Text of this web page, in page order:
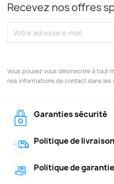
Recevez nos offres
Vous pouvez vous désinscrire à tout
nos informations de contact dans
Garanties sécurité
Politique de livraison
Politique de garantie